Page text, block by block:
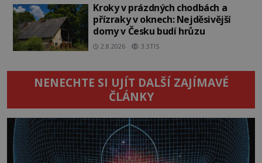
Kroky v prázdných chodbách a
přízraky v oknech: Nejděsivější
domy v Česku budí hrůzu
2.8.2026 3.3TIS
NENECHTE SI UJÍT DALŠÍ ZAJÍMAVÉ
ČLÁNKY